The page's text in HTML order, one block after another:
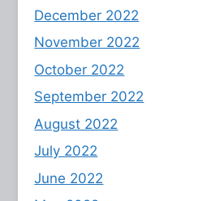
December 2022
November 2022
October 2022
September 2022
August 2022
July 2022
June 2022